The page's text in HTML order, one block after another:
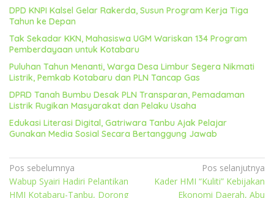
DPD KNPI Kalsel Gelar Rakerda, Susun Program Kerja Tiga
Tahun ke Depan
Tak Sekadar KKN, Mahasiswa UGM Wariskan 134 Program
Pemberdayaan untuk Kotabaru
Puluhan Tahun Menanti, Warga Desa Limbur Segera Nikmati
Listrik, Pemkab Kotabaru dan PLN Tancap Gas
DPRD Tanah Bumbu Desak PLN Transparan, Pemadaman
Listrik Rugikan Masyarakat dan Pelaku Usaha
Edukasi Literasi Digital, Gatriwara Tanbu Ajak Pelajar
Gunakan Media Sosial Secara Bertanggung Jawab
Navigasi
pos
Pos sebelumnya
Wabup Syairi Hadiri Pelantikan
HMI Kotabaru-Tanbu, Dorong
Pos selanjutnya
Kader HMI “Kuliti” Kebijakan
Ekonomi Daerah, Abu